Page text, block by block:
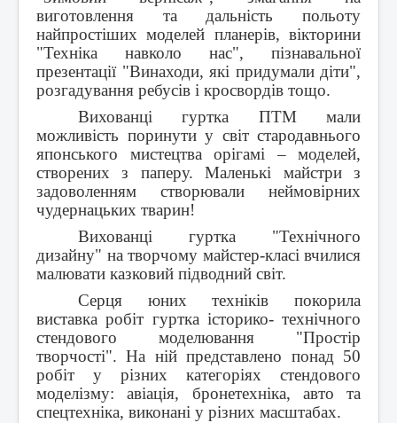
виготовлення та дальність польоту
найпростіших моделей планерів, вікторини
"Техніка навколо нас", пізнавальної
презентації "Винаходи, які придумали діти",
розгадування ребусів і кросвордів тощо.
Вихованці гуртка ПТМ мали
можливість поринути у світ стародавнього
японського мистецтва орігамі – моделей,
створених з паперу. Маленькі майстри з
задоволенням створювали неймовірних
чудернацьких тварин!
Вихованці гуртка "Технічного
дизайну" на творчому майстер-класі вчилися
малювати казковий підводний світ.
Серця юних техніків покорила
виставка робіт гуртка історико- технічного
стендового моделювання "Простір
творчості". На ній представлено понад 50
робіт у різних категоріях стендового
моделізму: авіація, бронетехніка, авто та
спецтехніка, виконані у різних масштабах.